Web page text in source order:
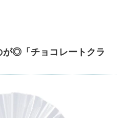
が◎「チョコレートクラ